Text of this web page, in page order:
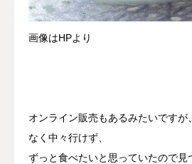
画像はHPより
オンライン販売もあるみたいです
なく中々行けず、
ずっと食べたいと思っていたので見